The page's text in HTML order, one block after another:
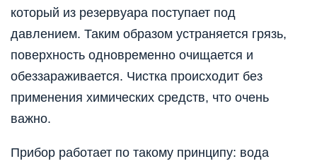
который из резервуара поступает под
давлением. Таким образом устраняется грязь,
поверхность одновременно очищается и
обеззараживается. Чистка происходит без
применения химических средств, что очень
важно.
Прибор работает по такому принципу: вода